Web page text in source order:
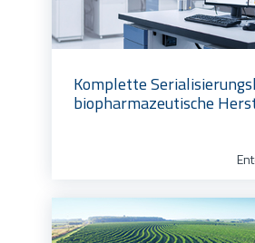
Komplette
biopharmazeutische